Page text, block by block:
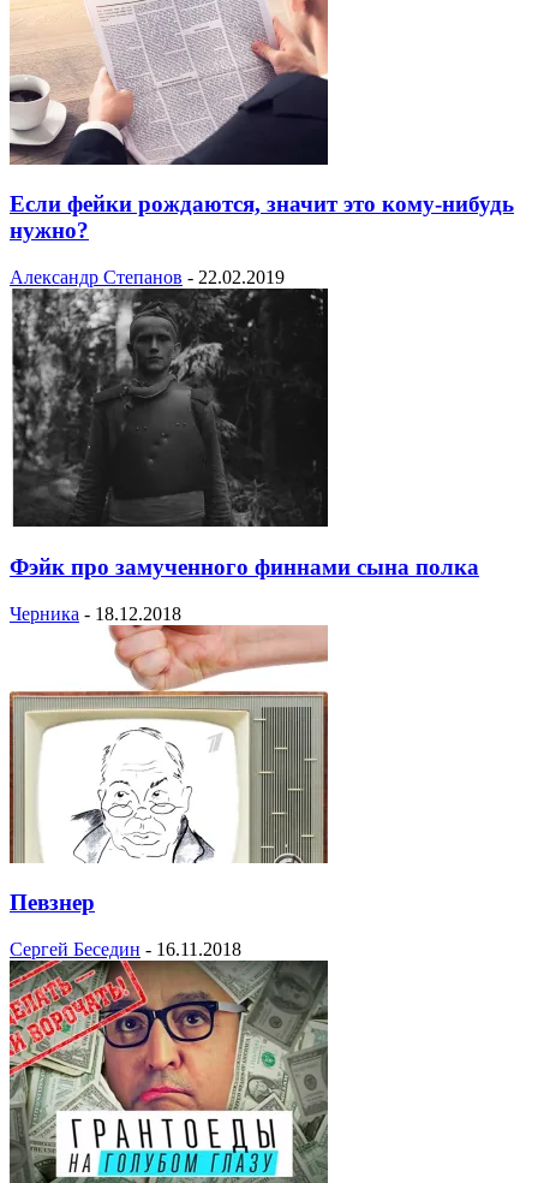
Если фейки рождаются, значит это кому-нибудь
нужно?
Александр Степанов - 22.02.2019
Фэйк про замученного финнами сына полка
Черника - 18.12.2018
Певзнер
Сергей Беседин - 16.11.2018